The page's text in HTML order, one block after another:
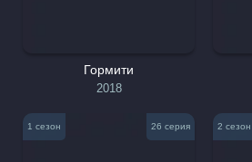
Гормити
2018
1 сезон 26 серия 2 сезон